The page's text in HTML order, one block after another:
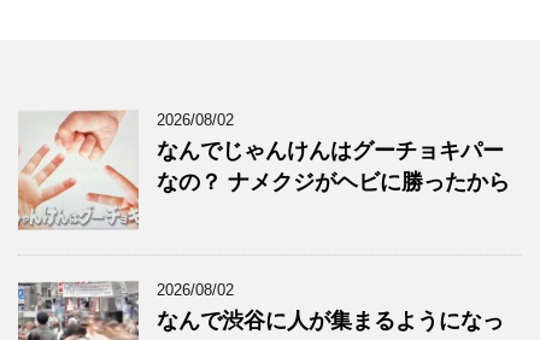
2026/08/02
なんでじゃんけんはグーチョキパー
なの？ ナメクジがヘビに勝ったから
2026/08/02
なんで渋谷に人が集まるようになっ